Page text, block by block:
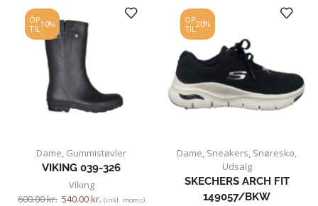
OP
TIL 10%
Dame Gummistøvler
VIKING 039-326
Viking
600.00kr. 540.00kr. (inkl. moms)
OP
TIL 20%
Dame Sneakers Snøresko
Udsalg
SKECHERS ARCH FIT
149057/BKW